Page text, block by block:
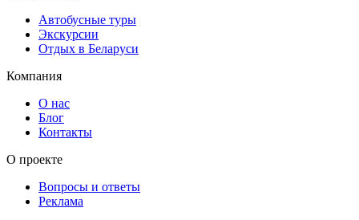
Автобусные туры
Экскурсии
Отдых в Беларуси
Компания
О нас
Блог
Контакты
О проекте
Вопросы и ответы
Реклама